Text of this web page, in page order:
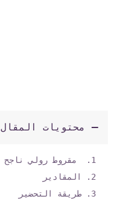
محتويات المقال
مقروط رولي ناجح
المقادير
طريقة التحضير